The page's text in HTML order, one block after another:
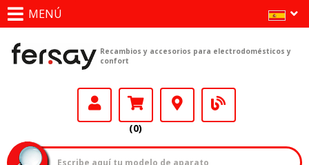
MENÚ
Recambios y accesorios para electrodomésticos y
confort
(0)